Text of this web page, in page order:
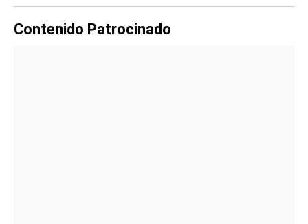
Contenido Patrocinado